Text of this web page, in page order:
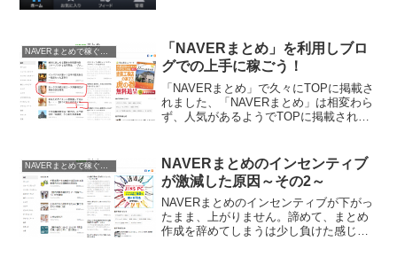
「NAVERまとめ」を利用しブロ
グでの上手に稼ごう！
「NAVERまとめ」で久々にTOPに掲載さ
れました、「NAVERまとめ」は相変わら
ず、人気があるようでTOPに掲載される
はもらえないんですよね。書いた記事は
「ホークス...
NAVERまとめのインセンティブ
が激減した原因～その2～
NAVERまとめのインセンティブが下がっ
たまま、上がりません。諦めて、まとめ
作成を辞めてしまうは少し負けた感じが